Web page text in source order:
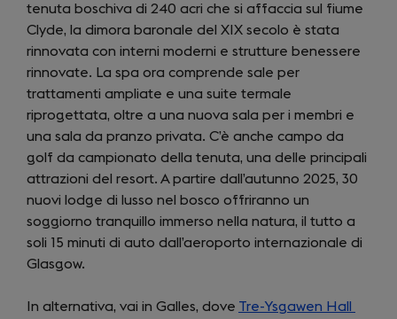
a
new
tab)
tenuta boschiva di 240 acri che si affaccia sul fiume
Clyde, la dimora baronale del XIX secolo è stata
rinnovata con interni moderni e strutture benessere
rinnovate. La spa ora comprende sale per
trattamenti ampliate e una suite termale
riprogettata, oltre a una nuova sala per i membri e
una sala da pranzo privata. C’è anche campo da
golf da campionato della tenuta, una delle principali
attrazioni del resort. A partire dall’autunno 2025, 30
nuovi lodge di lusso nel bosco offriranno un
soggiorno tranquillo immerso nella natura, il tutto a
soli 15 minuti di auto dall’aeroporto internazionale di
Glasgow.
In alternativa, vai in Galles, dove Tre-Ysgawen Hall